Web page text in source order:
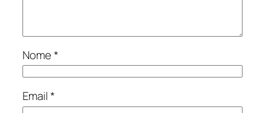
Nome*
Email*